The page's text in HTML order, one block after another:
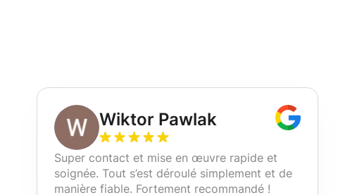
Wiktor Pawlak
Super contact et mise en œuvre rapide et
soignée. Tout s’est déroulé simplement et de
manière fiable. Fortement recommandé !